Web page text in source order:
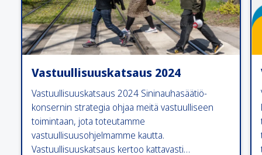
Vastuullisuuskatsaus 2024
Vastuullisuuskatsaus 2024 Sininauhasäätiö-
konsernin strategia ohjaa meitä vastuulliseen
toimintaan, jota toteutamme
vastuullisuusohjelmamme kautta.
Vastuullisuuskatsaus kertoo kattavasti…